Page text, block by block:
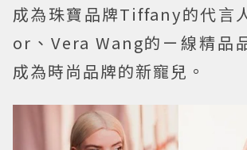
成為珠寶品牌Tiffany的代言
or、Vera Wang的ㄧ線精品
成為時尚品牌的新寵兒。